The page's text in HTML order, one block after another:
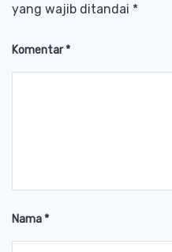
yang wajib ditandai *
Komentar*
Nama*